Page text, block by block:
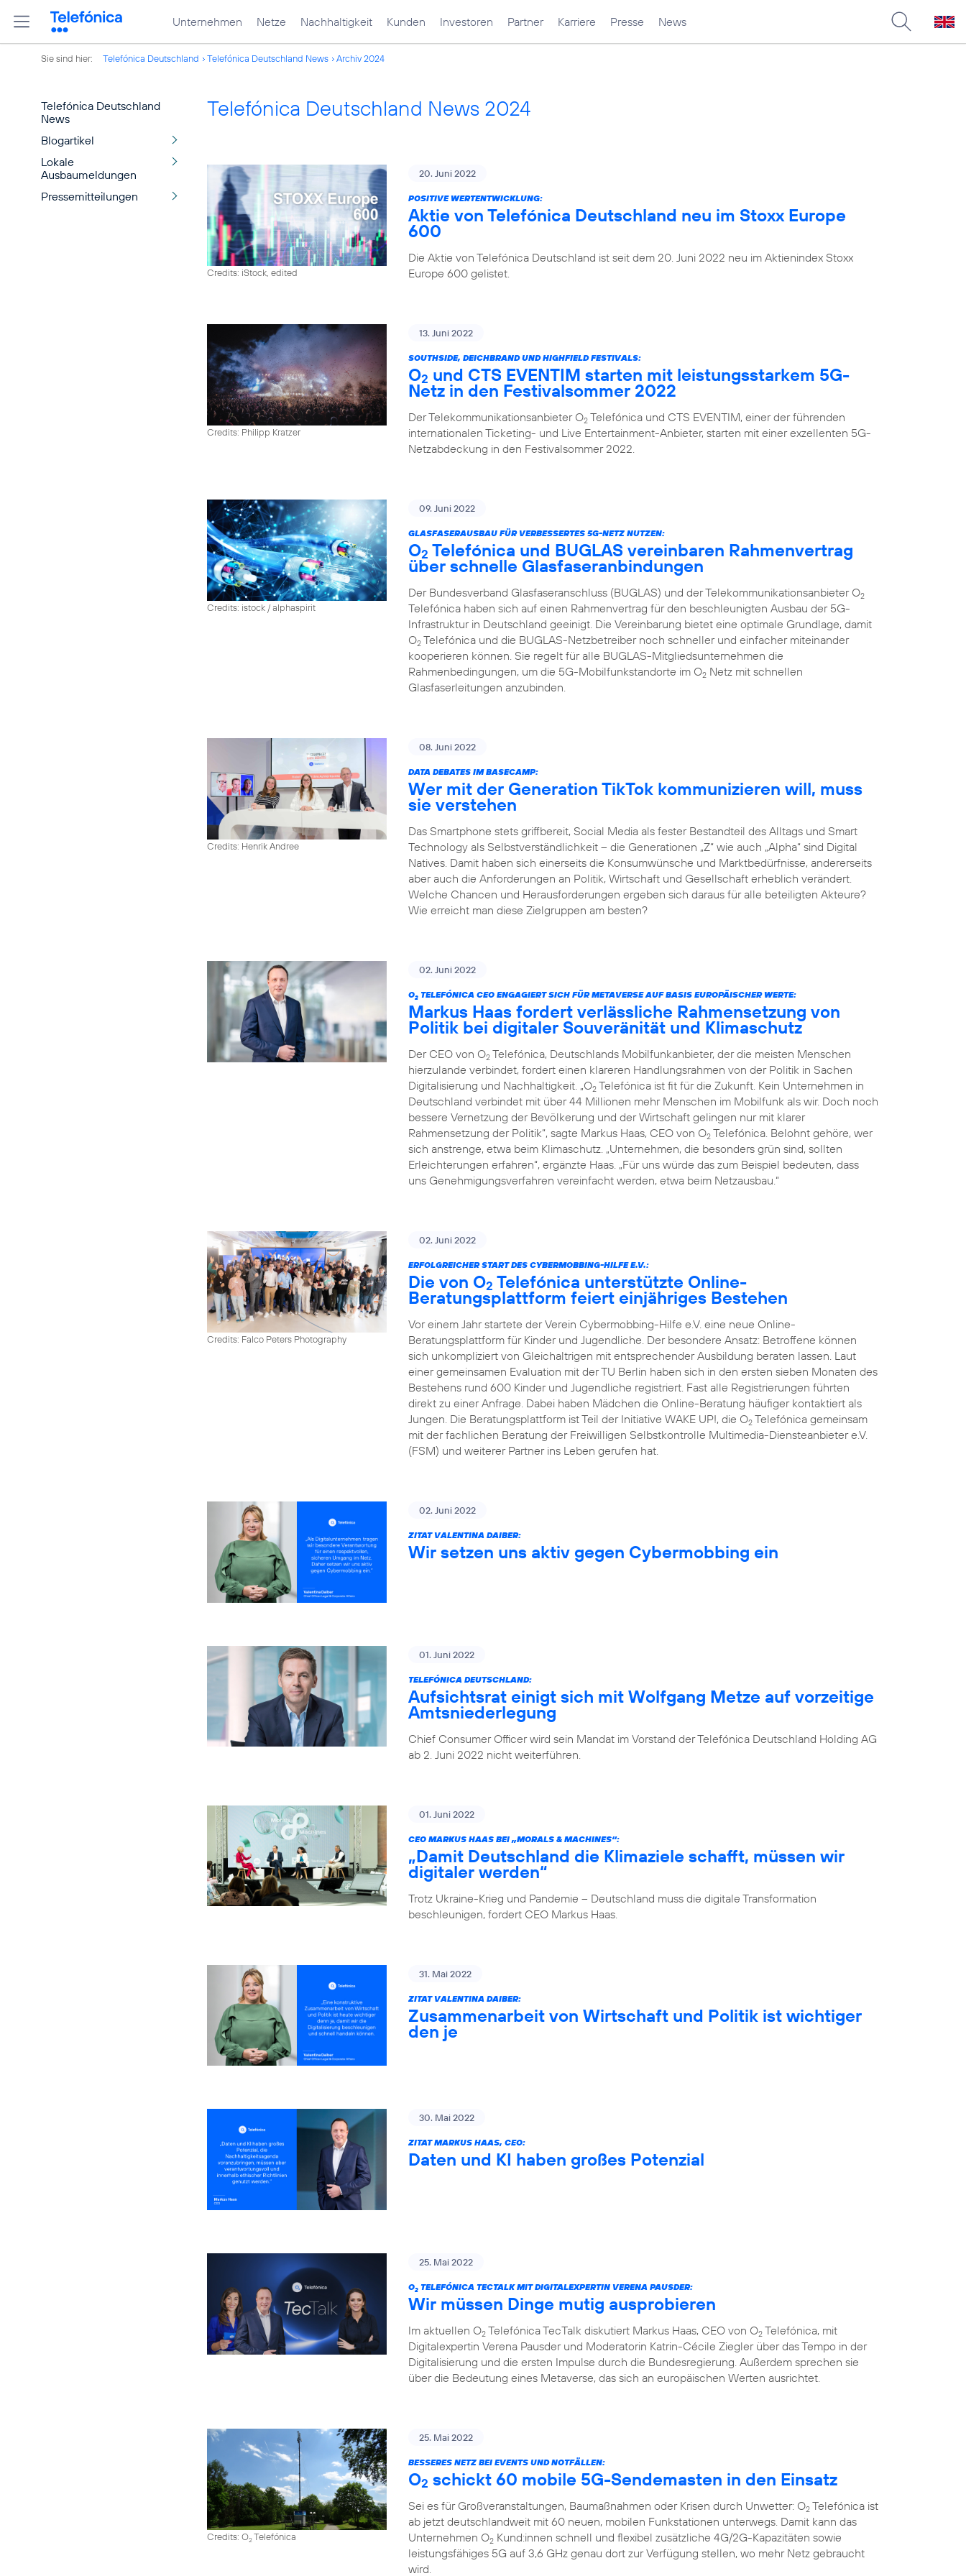
Unternehmen Netze Nachhaltigkeit Kunden Investoren Partner Karriere Presse News
Sie sind hier: Telefónica Deutschland Telefónica Deutschland News Archiv 2024
Telefónica Deutschland
News
Blogartikel
Lokale
Ausbaumeldungen
Pressemitteilungen
Telefónica Deutschland News 2024
Credits: iStock, edited
20. Juni 2022
POSITIVE WERTENTWICKLUNG:
Aktie von Telefónica Deutschland neu im Stoxx Europe
600
Die Aktie von Telefónica Deutschland ist seit dem 20. Juni 2022 neu im Aktienindex Stoxx
Europe 600 gelistet.
Credits: Philipp Kratzer
13. Juni 2022
SOUTHSIDE, DEICHBRAND UND HIGHFIELD FESTIVALS:
O2 und CTS EVENTIM starten mit leistungsstarkem 5G-
Netz in den Festivalsommer 2022
Der Telekommunikationsanbieter O2 Telefónica und CTS EVENTIM, einer der führenden
internationalen Ticketing- und Live Entertainment-Anbieter, starten mit einer exzellenten 5G-
Netzabdeckung in den Festivalsommer 2022.
Credits: istock / alphaspirit
09. Juni 2022
GLASFASERAUSBAU FÜR VERBESSERTES 5G-NETZ NUTZEN:
O2 Telefónica und BUGLAS vereinbaren Rahmenvertrag
über schnelle Glasfaseranbindungen
Der Bundesverband Glasfaseranschluss (BUGLAS) und der Telekommunikationsanbieter O2
Telefónica haben sich auf einen Rahmenvertrag für den beschleunigten Ausbau der 5G-
Infrastruktur in Deutschland geeinigt. Die Vereinbarung bietet eine optimale Grundlage, damit
O2 Telefónica und die BUGLAS-Netzbetreiber noch schneller und einfacher miteinander
kooperieren können. Sie regelt für alle BUGLAS-Mitgliedsunternehmen die
Rahmenbedingungen, um die 5G-Mobilfunkstandorte im O2 Netz mit schnellen
Glasfaserleitungen anzubinden.
Credits: Henrik Andree
08. Juni 2022
DATA DEBATES IM BASECAMP:
Wer mit der Generation TikTok kommunizieren will, muss
sie verstehen
Das Smartphone stets griffbereit, Social Media als fester Bestandteil des Alltags und Smart
Technology als Selbstverständlichkeit – die Generationen „Z“ wie auch „Alpha“ sind Digital
Natives. Damit haben sich einerseits die Konsumwünsche und Marktbedürfnisse, andererseits
aber auch die Anforderungen an Politik, Wirtschaft und Gesellschaft erheblich verändert.
Welche Chancen und Herausforderungen ergeben sich daraus für alle beteiligten Akteure?
Wie erreicht man diese Zielgruppen am besten?
02. Juni 2022
O2 TELEFÓNICA CEO ENGAGIERT SICH FÜR METAVERSE AUF BASIS EUROPÄISCHER WERTE:
Markus Haas fordert verlässliche Rahmensetzung von
Politik bei digitaler Souveränität und Klimaschutz
Der CEO von O2 Telefónica, Deutschlands Mobilfunkanbieter, der die meisten Menschen
hierzulande verbindet, fordert einen klareren Handlungsrahmen von der Politik in Sachen
Digitalisierung und Nachhaltigkeit. „O2 Telefónica ist fit für die Zukunft. Kein Unternehmen in
Deutschland verbindet mit über 44 Millionen mehr Menschen im Mobilfunk als wir. Doch noch
bessere Vernetzung der Bevölkerung und der Wirtschaft gelingen nur mit klarer
Rahmensetzung der Politik“, sagte Markus Haas, CEO von O2 Telefónica. Belohnt gehöre, wer
sich anstrenge, etwa beim Klimaschutz. „Unternehmen, die besonders grün sind, sollten
Erleichterungen erfahren“, ergänzte Haas. „Für uns würde das zum Beispiel bedeuten, dass
uns Genehmigungsverfahren vereinfacht werden, etwa beim Netzausbau.“
Credits: Falco Peters Photography
02. Juni 2022
ERFOLGREICHER START DES CYBERMOBBING-HILFE E.V.:
Die von O2 Telefónica unterstützte Online-
Beratungsplattform feiert einjähriges Bestehen
Vor einem Jahr startete der Verein Cybermobbing-Hilfe e.V. eine neue Online-
Beratungsplattform für Kinder und Jugendliche. Der besondere Ansatz: Betroffene können
sich unkompliziert von Gleichaltrigen mit entsprechender Ausbildung beraten lassen. Laut
einer gemeinsamen Evaluation mit der TU Berlin haben sich in den ersten sieben Monaten des
Bestehens rund 600 Kinder und Jugendliche registriert. Fast alle Registrierungen führten
direkt zu einer Anfrage. Dabei haben Mädchen die Online-Beratung häufiger kontaktiert als
Jungen. Die Beratungsplattform ist Teil der Initiative WAKE UP!, die O2 Telefónica gemeinsam
mit der fachlichen Beratung der Freiwilligen Selbstkontrolle Multimedia-Diensteanbieter e.V.
(FSM) und weiterer Partner ins Leben gerufen hat.
02. Juni 2022
ZITAT VALENTINA DAIBER:
Wir setzen uns aktiv gegen Cybermobbing ein
01. Juni 2022
TELEFÓNICA DEUTSCHLAND:
Aufsichtsrat einigt sich mit Wolfgang Metze auf vorzeitige
Amtsniederlegung
Chief Consumer Officer wird sein Mandat im Vorstand der Telefónica Deutschland Holding AG
ab 2. Juni 2022 nicht weiterführen.
01. Juni 2022
CEO MARKUS HAAS BEI „MORALS & MACHINES“:
„Damit Deutschland die Klimaziele schafft, müssen wir
digitaler werden“
Trotz Ukraine-Krieg und Pandemie – Deutschland muss die digitale Transformation
beschleunigen, fordert CEO Markus Haas.
31. Mai 2022
ZITAT VALENTINA DAIBER:
Zusammenarbeit von Wirtschaft und Politik ist wichtiger
den je
30. Mai 2022
ZITAT MARKUS HAAS, CEO:
Daten und KI haben großes Potenzial
25. Mai 2022
O2 TELEFÓNICA TECTALK MIT DIGITALEXPERTIN VERENA PAUSDER:
Wir müssen Dinge mutig ausprobieren
Im aktuellen O2 Telefónica TecTalk diskutiert Markus Haas, CEO von O2 Telefónica, mit
Digitalexpertin Verena Pausder und Moderatorin Katrin-Cécile Ziegler über das Tempo in der
Digitalisierung und die ersten Impulse durch die Bundesregierung. Außerdem sprechen sie
über die Bedeutung eines Metaverse, das sich an europäischen Werten ausrichtet.
Credits: O2Telefónica
25. Mai 2022
BESSERES NETZ BEI EVENTS UND NOTFÄLLEN:
O2 schickt 60 mobile 5G-Sendemasten in den Einsatz
Sei es für Großveranstaltungen, Baumaßnahmen oder Krisen durch Unwetter: O2 Telefónica ist
ab jetzt deutschlandweit mit 60 neuen, mobilen Funkstationen unterwegs. Damit kann das
Unternehmen O2 Kund:innen schnell und flexibel zusätzliche 4G/2G-Kapazitäten sowie
leistungsfähiges 5G auf 3,6 GHz genau dort zur Verfügung stellen, wo mehr Netz gebraucht
wird.